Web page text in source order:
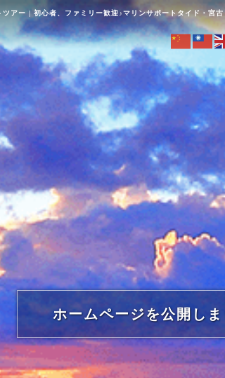
アー | 初心者、ファミリー歓迎♪マリンサポートタイド・宮古
ホームページを公開しま